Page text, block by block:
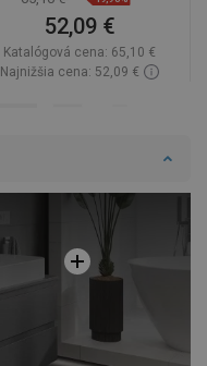
52,09 €
Katalógová cena: 65,10 €
Najnižšia cena: 52,09 €